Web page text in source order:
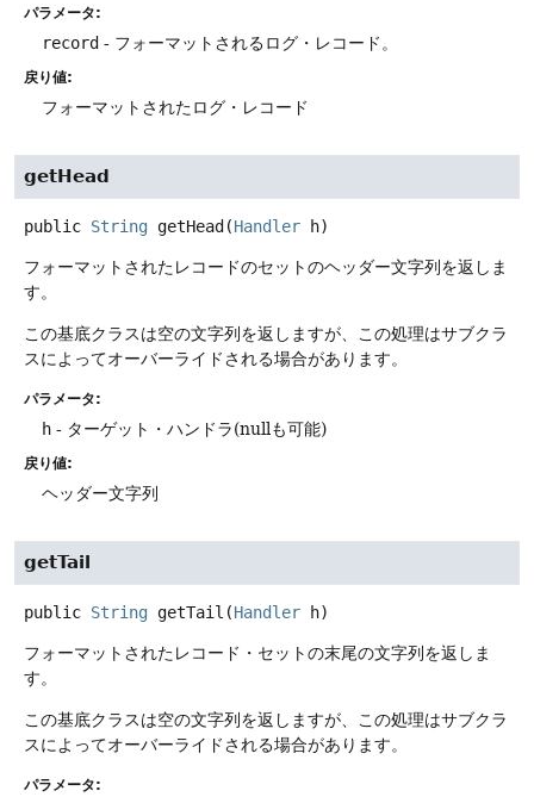
パラメータ:
record - フォーマットされるログ・レコード。
戻り値:
フォーマットされたログ・レコード
getHead
public String getHead (Handler h)
フォーマットされたレコードのセットのヘッダー文字列を返しま
す。
この基底クラスは空の文字列を返しますが、この処理はサブクラ
スによってオーバーライドされる場合があります。
パラメータ:
h - ターゲット・ハンドラ(nullも可能)
戻り値:
ヘッダー文字列
getTail
public String getTail (Handler h)
フォーマットされたレコード・セットの末尾の文字列を返しま
す。
この基底クラスは空の文字列を返しますが、この処理はサブクラ
スによってオーバーライドされる場合があります。
パラメータ: